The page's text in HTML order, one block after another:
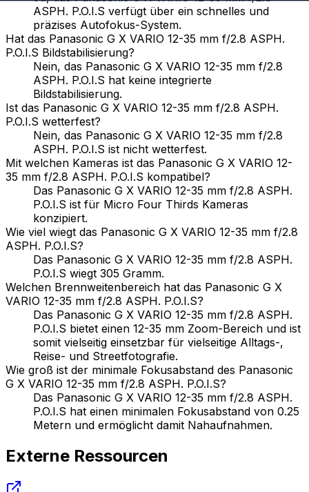
ASPH. P.O.I.S verfügt über ein schnelles und
präzises Autofokus-System.
Hat das Panasonic G X VARIO 12-35 mm f/2.8 ASPH.
P.O.I.S Bildstabilisierung?
Nein, das Panasonic G X VARIO 12-35 mm f/2.8
ASPH. P.O.I.S hat keine integrierte
Bildstabilisierung.
Ist das Panasonic G X VARIO 12-35 mm f/2.8 ASPH.
P.O.I.S wetterfest?
Nein, das Panasonic G X VARIO 12-35 mm f/2.8
ASPH. P.O.I.S ist nicht wetterfest.
Mit welchen Kameras ist das Panasonic G X VARIO 12-
35 mm f/2.8 ASPH. P.O.I.S kompatibel?
Das Panasonic G X VARIO 12-35 mm f/2.8 ASPH.
P.O.I.S ist für Micro Four Thirds Kameras
konzipiert.
Wie viel wiegt das Panasonic G X VARIO 12-35 mm f/2.8
ASPH. P.O.I.S?
Das Panasonic G X VARIO 12-35 mm f/2.8 ASPH.
P.O.I.S wiegt 305 Gramm.
Welchen Brennweitenbereich hat das Panasonic G X
VARIO 12-35 mm f/2.8 ASPH. P.O.I.S?
Das Panasonic G X VARIO 12-35 mm f/2.8 ASPH.
P.O.I.S bietet einen 12-35 mm Zoom-Bereich und ist
somit vielseitig einsetzbar für vielseitige Alltags-,
Reise- und Streetfotografie.
Wie groß ist der minimale Fokusabstand des Panasonic
G X VARIO 12-35 mm f/2.8 ASPH. P.O.I.S?
Das Panasonic G X VARIO 12-35 mm f/2.8 ASPH.
P.O.I.S hat einen minimalen Fokusabstand von 0.25
Metern und ermöglicht damit Nahaufnahmen.
Externe Ressourcen